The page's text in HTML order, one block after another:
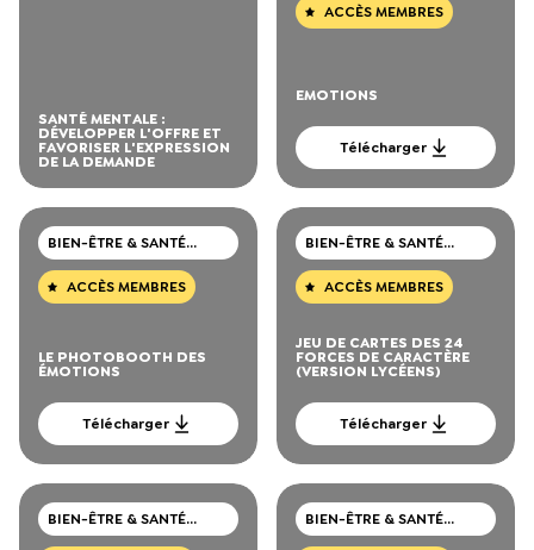
SANTÉ MENTALE :
DÉVELOPPER L'OFFRE ET
FAVORISER L'EXPRESSION
DE LA DEMANDE
ACCÈS MEMBRES
EMOTIONS
Télécharger
BIEN-ÊTRE & SANTÉ
MENTALE
ACCÈS MEMBRES
LE PHOTOBOOTH DES
ÉMOTIONS
Télécharger
BIEN-ÊTRE & SANTÉ
MENTALE
ACCÈS MEMBRES
JEU DE CARTES DES 24
FORCES DE CARACTÈRE
(VERSION LYCÉENS)
Télécharger
BIEN-ÊTRE & SANTÉ
MENTALE
BIEN-ÊTRE & SANTÉ
MENTALE